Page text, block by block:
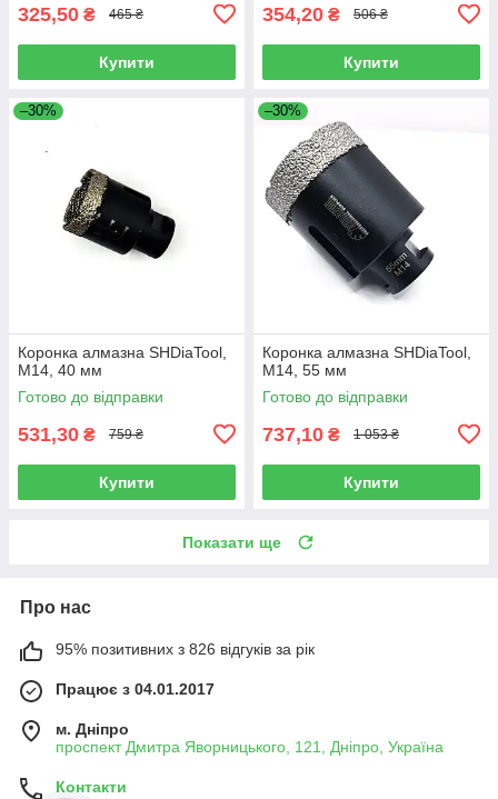
325,50 ₴ 465 ₴
Купити
354,20 ₴ 506 ₴
Купити
–30%
Коронка алмазна SHDiaTool,
M14, 40 мм
Готово до відправки
531,30 ₴ 759 ₴
Купити
–30%
Коронка алмазна SHDiaTool,
M14, 55 мм
Готово до відправки
737,10 ₴ 1 053 ₴
Купити
Показати ще
Про нас
95% позитивних з 826 відгуків за рік
Працює з 04.01.2017
м. Дніпро
проспект Дмитра Яворницького, 121, Дніпро, Україна
Контакти